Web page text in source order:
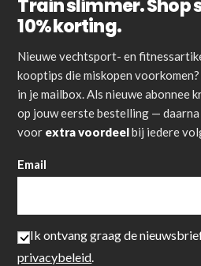
Train slimmer. Shop
10% korting.
Nieuwe vechtsport- en
kooptips die miskopen
in je mailbox. Als nieuwe abonnee
op jouw eerste bestelling —
voor extra voordeelbij iedere
Email
Ik ontvang graag de
privacybeleid.